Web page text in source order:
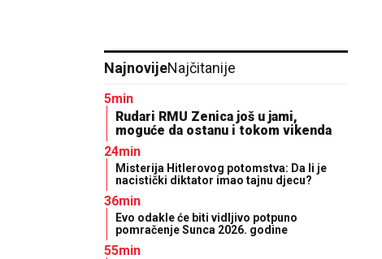
NajnovijeNajčitanije
5min
Rudari RMU Zenica još u jami,
moguće da ostanu i tokom vikenda
24min
Misterija Hitlerovog potomstva: Da li je
nacistički diktator imao tajnu djecu?
36min
Evo odakle će biti vidljivo potpuno
pomračenje Sunca 2026. godine
55min